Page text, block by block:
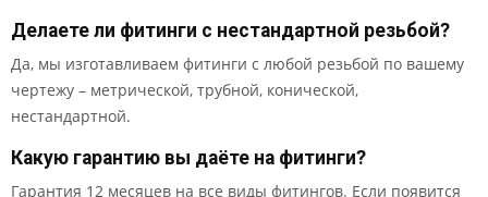
Делаете ли фитинги с нестандартной резьбой?
Да, мы изготавливаем фитинги с любой резьбой по вашему
чертежу – метрической, трубной, конической,
нестандартной.
Какую гарантию вы даёте на фитинги?
Гарантия 12 месяцев на все виды фитингов. Если появится